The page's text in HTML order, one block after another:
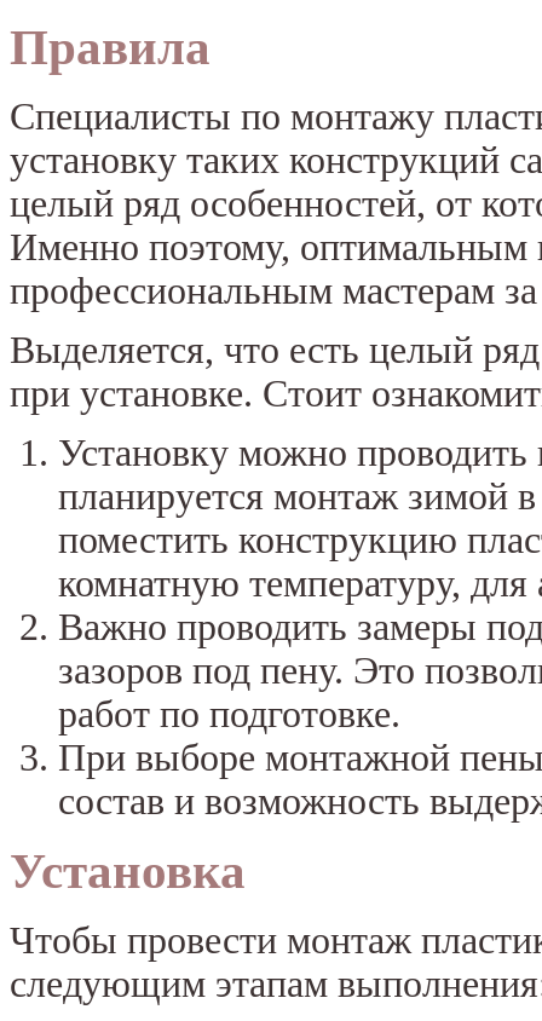
Правила
Специалисты по монтажу
установку таких конструкций
целый ряд особенностей, от
Именно поэтому, оптимальным
профессиональным мастерам
Выделяется, что есть целый
при установке. Стоит
Установку можно
планируется монтаж зимой
поместить конструкцию
комнатную температуру, для
Важно проводить замеры
зазоров под пену. Это
работ по подготовке.
При выборе монтажной
состав и возможность
Установка
Чтобы провести монтаж
следующим этапам